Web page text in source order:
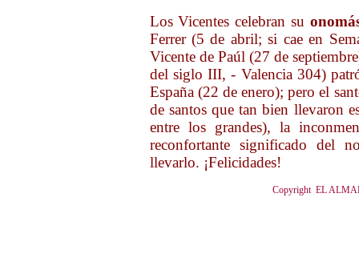
Los Vicentes celebran su
Ferrer (5 de abril; si cae en
Vicente de Paúl (27 de
del siglo III, - Valencia 304)
España (22 de enero); pero el
de santos que tan bien llevaron
entre los grandes), la
reconfortante significado del
llevarlo. ¡Felicidades!
Copyright EL